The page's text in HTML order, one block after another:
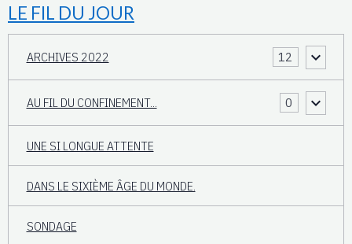
LE FIL DU JOUR
ARCHIVES 2022 12
AU FIL DU CONFINEMENT... 0
UNE SI LONGUE ATTENTE
DANS LE SIXIÈME ÂGE DU MONDE.
SONDAGE